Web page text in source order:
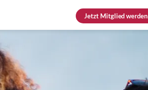
JetztMitglied werden